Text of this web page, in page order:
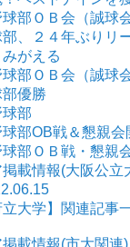
部ＯＢ会（誠球
、２４年ぶりリ
がえる
部ＯＢ会（誠球
優勝
部
部OB戦＆懇親会
部ＯＢ戦・懇親
掲載情報(大阪公立
立大学】関連記事
掲載情報(市大関連